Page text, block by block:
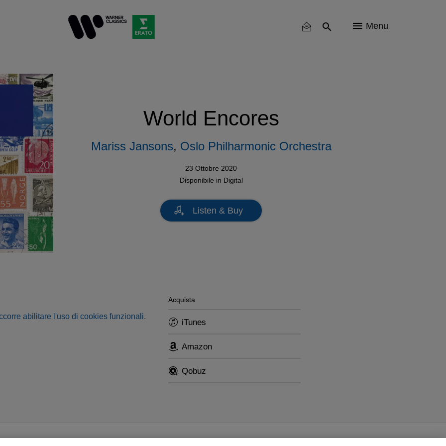
Menu
World Encores
Mariss Jansons, Oslo Philharmonic Orchestra
23 Ottobre 2020
Disponibile in Digital
Listen & Buy
abilitare l'uso di cookies funzionali.
Acquista
iTunes
Amazon
Qobuz